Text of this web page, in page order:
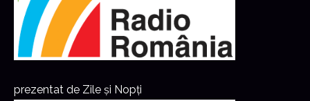
prezentat de Zile și Nopți